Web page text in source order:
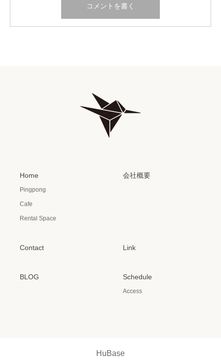
Home
Pingpong
Cafe
Rental Space
会社概要
Contact Link
BLOG Schedule
Access
HuBase